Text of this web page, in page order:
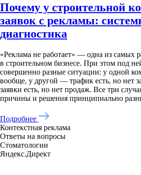
Почему у строительной
заявок с рекламы:
диагностика
«Реклама не работает» — одна из самых
в строительном бизнесе. При этом под
совершенно разные ситуации: у одной
вообще, у другой — трафик есть, но нет
заявки есть, но нет продаж. Все три
причины и решения принципиально
Подробнее
Контекстная реклама
Ответы на вопросы
Стоматологии
Яндекс.Директ